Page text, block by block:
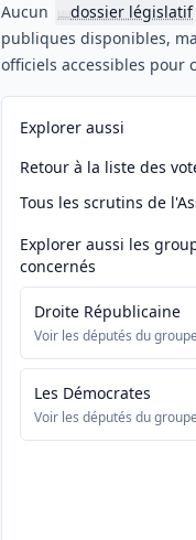
Aucun
📖dossier législatif
publiques disponibles,
officiels accessibles pour
Explorer aussi
Retour à la liste des
Tous les scrutins de
Explorer aussi les
concernés
Droite Républicaine
Voir les députés du groupe
Les Démocrates
Voir les députés du groupe